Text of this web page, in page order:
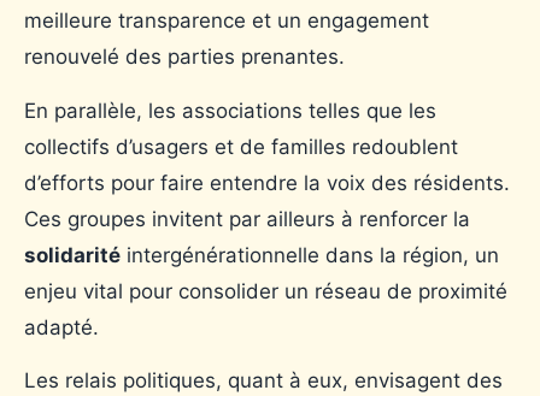
meilleure transparence et un engagement
renouvelé des parties prenantes.
En parallèle, les associations telles que les
collectifs d’usagers et de familles redoublent
d’efforts pour faire entendre la voix des résidents.
Ces groupes invitent par ailleurs à renforcer la
solidarité intergénérationnelle dans la région, un
enjeu vital pour consolider un réseau de proximité
adapté.
Les relais politiques, quant à eux, envisagent des